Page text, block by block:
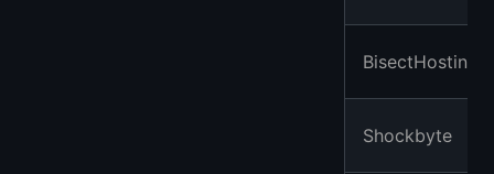
BisectHosting
Shockbyte